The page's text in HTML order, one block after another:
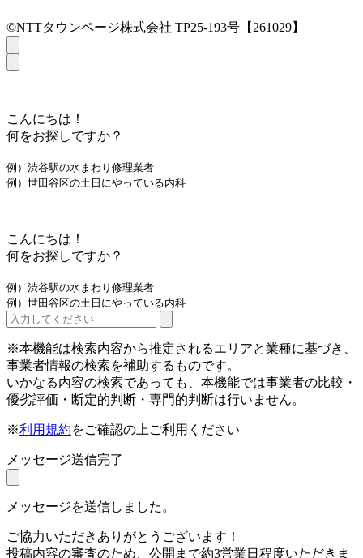
©NTTタウンページ株式会社 TP25-193号【261029】
こんにちは！
何をお探しですか？
例）渋谷駅の水まわり修理業者
例）世田谷区の土日にやっている内科
こんにちは！
何をお探しですか？
例）渋谷駅の水まわり修理業者
例）世田谷区の土日にやっている内科
※本機能は検索内容から推定されるエリアと業種に基づき、
事業者情報の検索を補助するものです。
いかなる内容の検索であっても、本機能では事業者の比較・
優劣評価・断定的判断・専門的判断は行いません。
※利用規約をご確認の上ご利用ください
メッセージ送信完了
メッセージを送信しました。
ご協力いただきありがとうございます！
投稿内容の審査のため、公開まで約3営業日程度いただきま